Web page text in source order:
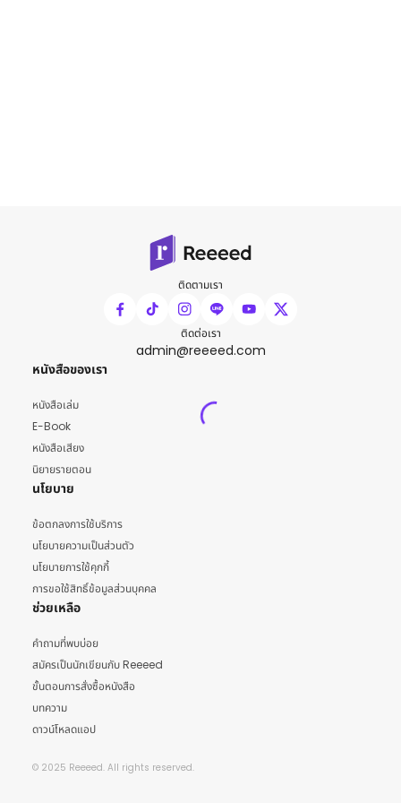
ติดตามเรา
ติดต่อเรา
admin@reeeed.com
หนังสือของเรา
หนังสือเล่ม
E-Book
หนังสือเสียง
นิยายรายตอน
นโยบาย
ข้อตกลงการใช้บริการ
นโยบายความเป็นส่วนตัว
นโยบายการใช้คุกกี้
การขอใช้สิทธิ์ข้อมูลส่วนบุคคล
ช่วยเหลือ
คำถามที่พบบ่อย
สมัครเป็นนักเขียนกับ Reeeed
ขั้นตอนการสั่งซื้อหนังสือ
บทความ
ดาวน์โหลดแอป
© 2025 Reeeed. All rights reserved.